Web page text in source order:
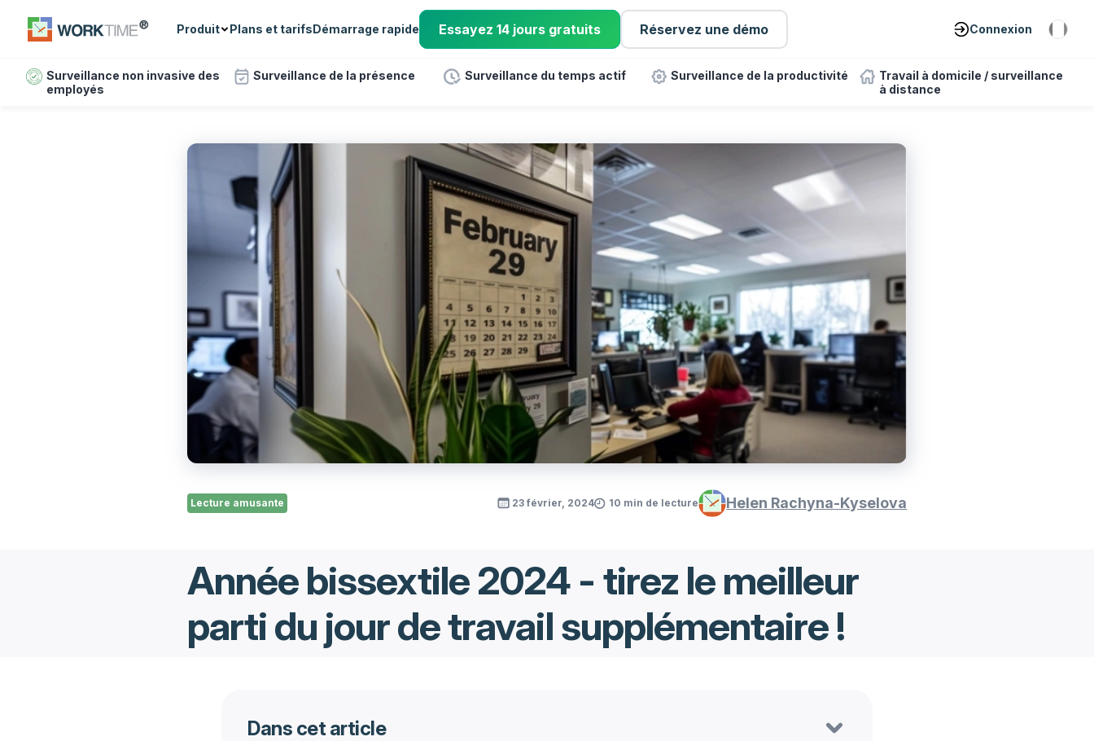
Produit Plans et tarifsDémarrage rapide Essayez 14 jours gratuits Réservez une démo Connexion
Surveillance non invasive des
employés
Surveillance de la présence Surveillance du temps actif Surveillance de la productivité
Travail à domicile / surveillance
à distance
Lecture amusante 23 février, 2024 10 min de lecture Helen Rachyna-Kyselova
Année bissextile 2024 - tirez le meilleur
parti du jour de travail supplémentaire !
Dans cet article